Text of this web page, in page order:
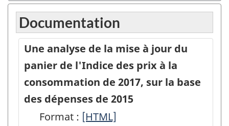
Documentation
Une analyse de la mise à jour du
panier de l'Indice des prix à la
consommation de 2017, sur la base
des dépenses de 2015
Format : Une
[HTML]